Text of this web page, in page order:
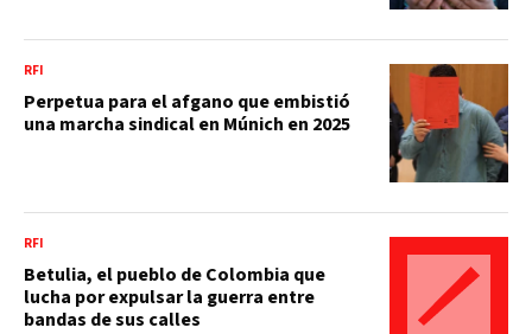
RFI
Perpetua para el afgano que embistió
una marcha sindical en Múnich en 2025
RFI
Betulia, el pueblo de Colombia que
lucha por expulsar la guerra entre
bandas de sus calles